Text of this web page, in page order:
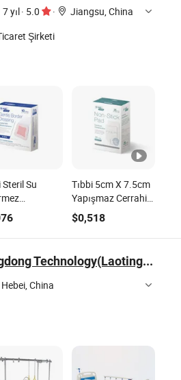
7 yıl· 5.0 ·
Jiangsu, China
Şirketi
Steril Su
Silikon
Yapışkan
PU
Tıbbi 5cm X 7.5cm
Yapışmaz Cerrahi
Yaralı Bakım Sargı
Pedi
$0,518
Beijing Jingdong Technology(Laoting) Co., Ltd.
Hebei, China